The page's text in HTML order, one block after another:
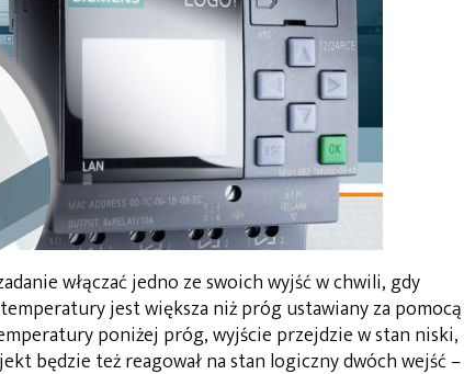
włączać jedno ze swoich wyjść w chwili, gdy
jest większa niż próg ustawiany za pomocą
poniżej próg, wyjście przejdzie w stan niski,
będzie też reagował na stan logiczny dwóch wejść –